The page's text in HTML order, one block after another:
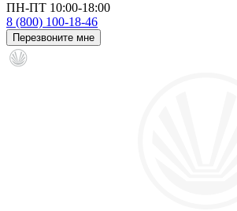
ПН-ПТ 10:00-18:00
8 (800) 100-18-46
Перезвоните мне